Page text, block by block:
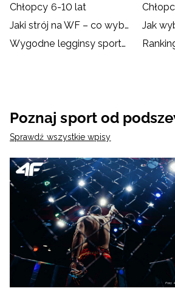
Chłopcy 6-10 lat
Jaki strój na WF – co wybrać dla dziecka?
Wygodne legginsy sportowe dla dzieci
Poznaj sport od
Sprawdź wszystkie wpisy